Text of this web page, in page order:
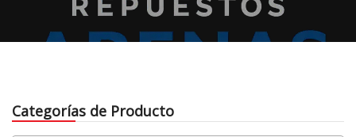
Categorías de Producto